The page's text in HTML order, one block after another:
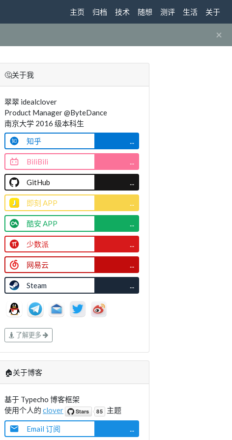
主页 归档 技术 随想 测评 生活 关于
×
🤔关于我
翠翠 idealclover
Product Manager @ByteDance
南京大学 2016 级本科生
知乎
...
BiliBili ...
GitHub ...
即刻 APP ...
酷安 APP ...
少数派 ...
网易云 ...
Steam ...
了解更多
🏠关于博客
基于 Typecho 博客框架
使用个人的 clover 主题
Email 订阅